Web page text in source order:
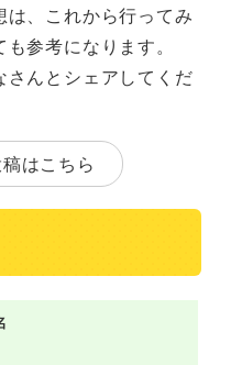
、これから行ってみ
参考になります。
んとシェアしてくだ
はこちら